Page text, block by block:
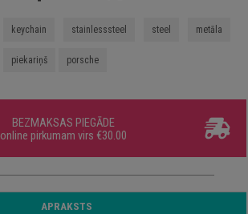
keychain stainlesssteel steel metāla
piekariņš porsche
BEZMAKSAS PIEGĀDE
online pirkumam virs €30.00
APRAKSTS